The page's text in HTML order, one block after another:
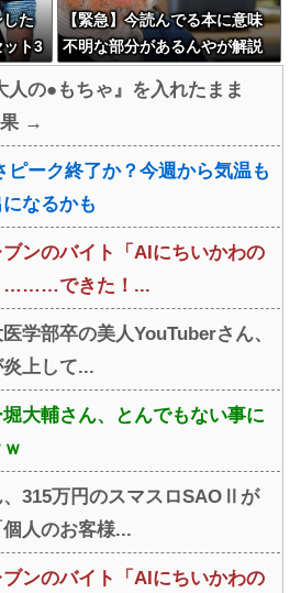
した
ット3
【緊急】今読んでる本に意味
不明な部分があるんやが解説
人の●もちゃ』を入れたまま
果 →
ピーク終了か？今週から気温も
なるかも
ブンのバイト「AIにちいかわの
………できた！...
学部卒の美人YouTuberさん、
上して...
大輔さん、とんでもない事に
315万円のスマスロSAOⅡが
人のお客様...
ブンのバイト「AIにちいかわの